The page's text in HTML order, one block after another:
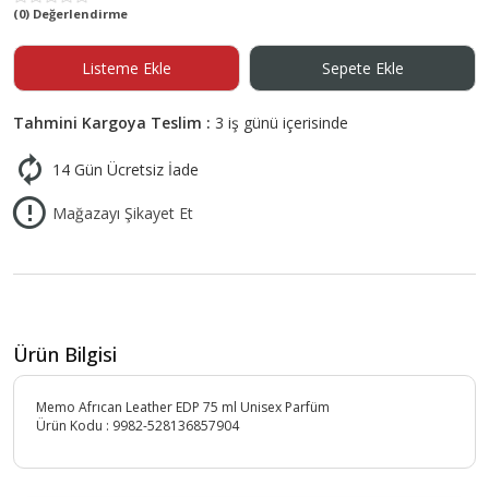
(0) Değerlendirme
Listeme Ekle Sepete Ekle
Tahmini Kargoya Teslim : 3 iş günü içerisinde
14 Gün Ücretsiz İade
Mağazayı Şikayet Et
Ürün Bilgisi
Memo Afrıcan Leather EDP 75 ml Unisex Parfüm
Ürün Kodu : 9982-528136857904